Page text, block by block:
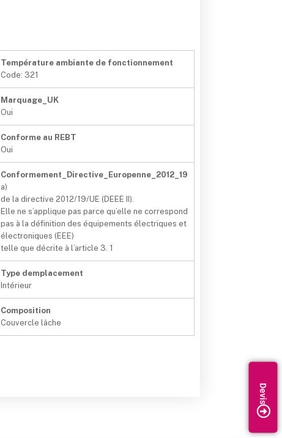
Température ambiante de fonctionnement
Code: 321
Marquage_UK
Oui
Conforme au REBT
Oui
Conformement_Directive_Europenne_2012_19
a)
de la directive 2012/19/UE (DEEE II).
Elle ne s’applique pas parce qu’elle ne correspond
pas à la définition des équipements électriques et
électroniques (EEE)
telle que décrite à l’article 3. 1
Type demplacement
Intérieur
Composition
Couvercle lâche